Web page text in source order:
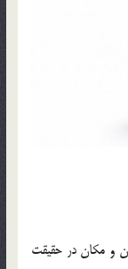
و مکان در حقيقت